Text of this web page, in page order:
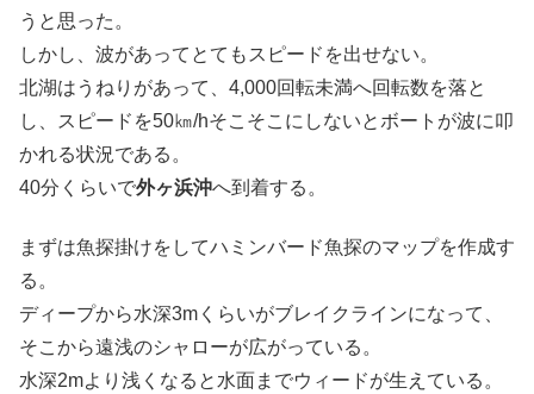
うと思った。
しかし、波があってとてもスピードを出せない。
北湖はうねりがあって、4,000回転未満へ回転数を落と
し、スピードを50㎞/hそこそこにしないとボートが波に叩
かれる状況である。
40分くらいで外ヶ浜沖へ到着する。
まずは魚探掛けをしてハミンバード魚探のマップを作成す
る。
ディープから水深3mくらいがブレイクラインになって、
そこから遠浅のシャローが広がっている。
水深2mより浅くなると水面までウィードが生えている。